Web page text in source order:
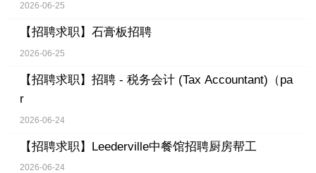
2026-06-25
【招聘求职】 石膏板招聘
2026-06-25
【招聘求职】 招聘 - 税务会计 (Tax Accountant)（pa
r
2026-06-24
【招聘求职】 Leederville中餐馆招聘厨房帮工
2026-06-24